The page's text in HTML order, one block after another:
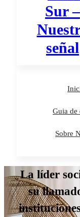
Guia de
Sobre
La líder
su